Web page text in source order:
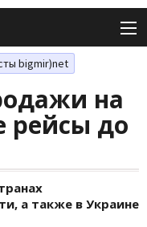
bigmir)net
на
рейсы до
а также в Украине